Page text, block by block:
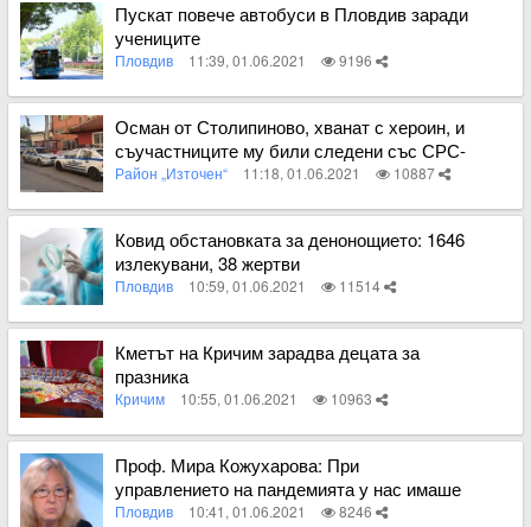
Пускат повече автобуси в Пловдив заради
учениците
Пловдив 11:39, 01.06.2021 9196
Вижте пълното съдържание
Осман от Столипиново, хванат с хероин, и
съучастниците му били следени със СРС-
та
Район „Източен“ 11:18, 01.06.2021 10887
Вижте пълното съдържание
Ковид обстановката за денонощието: 1646
излекувани, 38 жертви
Пловдив 10:59, 01.06.2021 11514
Вижте пълното съдържание
Кметът на Кричим зарадва децата за
празника
Кричим 10:55, 01.06.2021 10963
Вижте пълното съдържание
Проф. Мира Кожухарова: При
управлението на пандемията у нас имаше
грешки
Пловдив 10:41, 01.06.2021 8246